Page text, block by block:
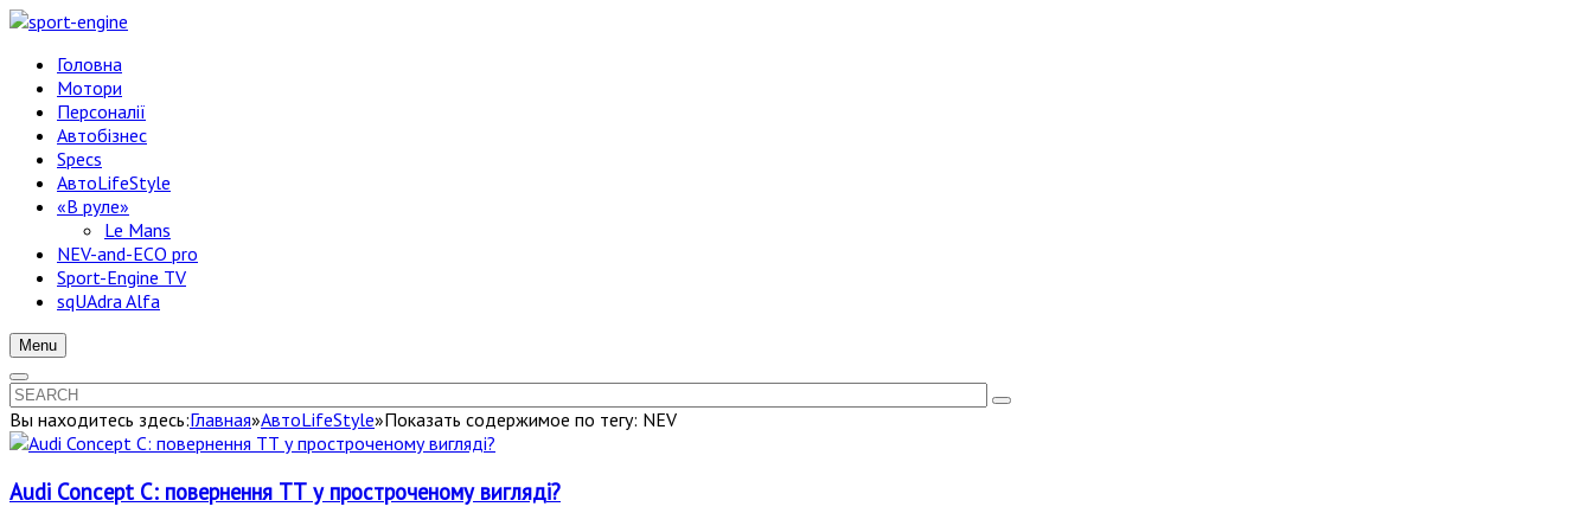
Головна
Мотори
Персоналії
Автобізнес
Specs
АвтоLifeStyle
«В руле»
Le Mans
NEV-and-ECO pro
Sport-Engine TV
sqUAdra Alfa
Menu
Вы находитесь здесь:Главная»АвтоLifeStyle»Показать содержимое по тегу: NEV
Audi Concept C: повернення ТТ у простроченому вигляді?